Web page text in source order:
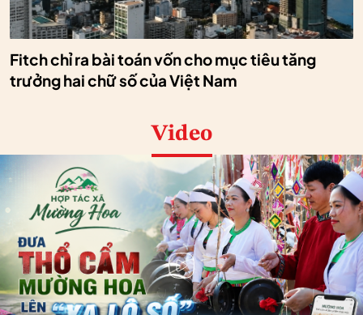
Fitch chỉ ra bài toán vốn cho mục tiêu tăng
trưởng hai chữ số của Việt Nam
Video